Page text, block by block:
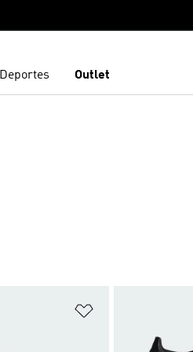
Deportes Outlet